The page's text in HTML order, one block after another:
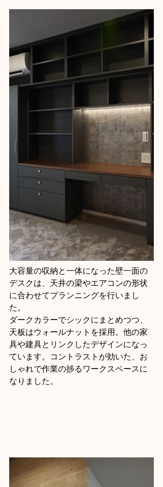
大容量の収納と一体になった壁一面の
デスクは、天井の梁やエアコンの形状
に合わせてプランニングを行いまし
た。
ダークカラーでシックにまとめつつ、
天板はウォールナットを採用。他の家
具や建具とリンクしたデザインになっ
ています。コントラストが効いた、お
しゃれで作業の捗るワークスペースに
なりました。